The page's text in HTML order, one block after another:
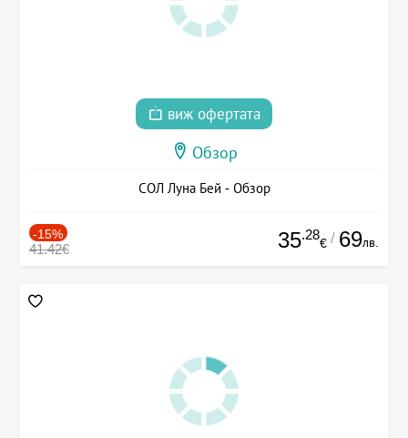
виж офертата
Обзор
СОЛ Луна Бей - Обзор
-15%
41.42€ 35.28
€ / 69лв.